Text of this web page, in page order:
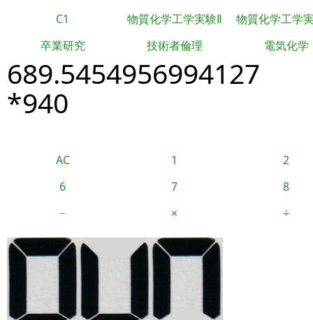
C1 物質化学工学実験Ⅱ
物質化学工学
卒業研究
技術者倫理 電気化学
689.5454956994127
*940
AC 1
2
6
7
8
−
× ÷